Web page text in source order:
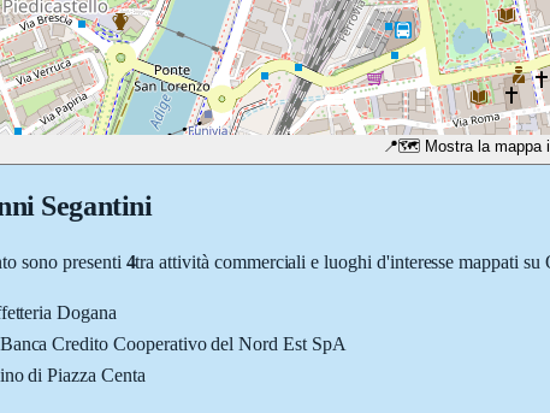
📍🗺️ Mostra la mappa
Segantini
sono presenti 4tra attività commerciali e luoghi d'interesse mappati su
Dogana
Credito Cooperativo del Nord Est SpA
di Piazza Centa